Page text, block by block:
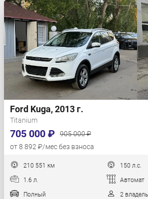
Ford Kuga, 2013 г.
Titanium
705 000 ₽
905 000 ₽
от 8 892 ₽/мес без взноса
210 551 км 150 л.с.
1.6 л. Автомат
Полный 2